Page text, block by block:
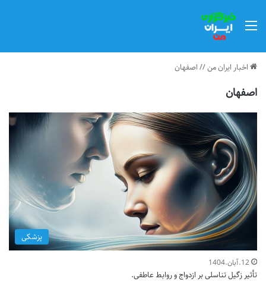
اخبار ایران من// اصفهان
اصفهان
پزشکی
12.آبان.1404
تأثیر زگیل تناسلی بر ازدواج و روابط عاطفی.